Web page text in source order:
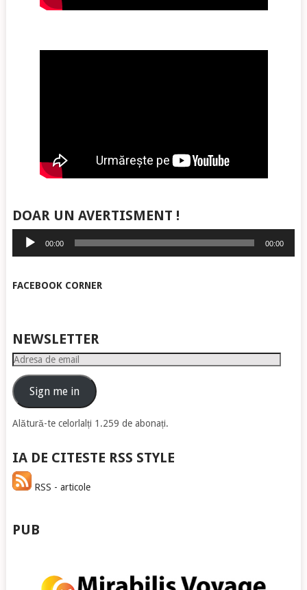
DOAR UN AVERTISMENT !
Player
audio
00:00 00:00
FACEBOOK CORNER
NEWSLETTER
Adresa
emailSign me in
Alătură-te celorlalți 1.259 de abonați.
IA DE CITESTE RSS STYLE
RSS - articole
PUB